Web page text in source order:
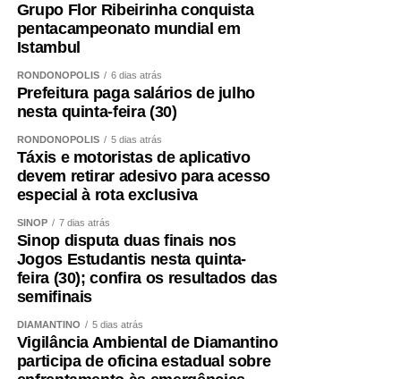
Grupo Flor Ribeirinha conquista
pentacampeonato mundial em
Istambul
RONDONÓPOLIS 6 dias atrás
Prefeitura paga salários de julho
nesta quinta-feira (30)
RONDONÓPOLIS 5 dias atrás
Táxis e motoristas de aplicativo
devem retirar adesivo para acesso
especial à rota exclusiva
SINOP 7 dias atrás
Sinop disputa duas finais nos
Jogos Estudantis nesta quinta-
feira (30); confira os resultados das
semifinais
DIAMANTINO 5 dias atrás
Vigilância Ambiental de Diamantino
participa de oficina estadual sobre